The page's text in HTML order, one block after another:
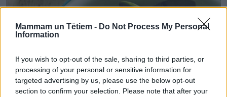
Mammam un Tētiem - Do Not Process My Personal
Information
If you wish to opt-out of the sale, sharing to third parties, or
processing of your personal or sensitive information for
targeted advertising by us, please use the below opt-out
section to confirm your selection. Please note that after your